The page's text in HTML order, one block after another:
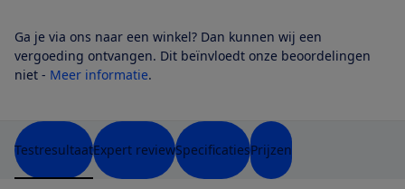
Ga je via ons naar een winkel? Dan kunnen wij een
vergoeding ontvangen. Dit beïnvloedt onze beoordelingen
niet - Meer informatie.
TestresultaatExpert reviewSpecificatiesPrijzen